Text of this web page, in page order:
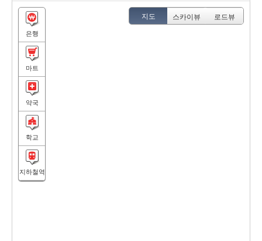
지도 스카이뷰 로드뷰
은행
마트
약국
학교
지하철역